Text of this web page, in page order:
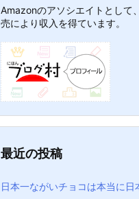
Amazonのアソシエイトとして
売により収入を得ています。
最近の投稿
日本一ながいチョコは本当に